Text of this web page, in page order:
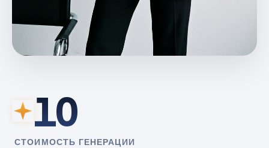
10
СТОИМОСТЬ ГЕНЕРАЦИИ